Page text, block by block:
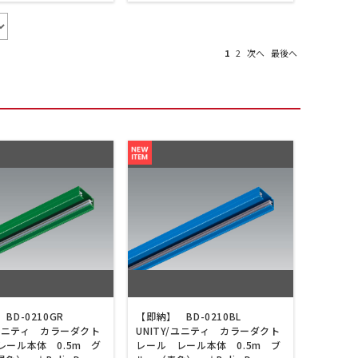
1 2 次へ 最後へ
BD-0210GR
ティ カラーダクト
ール本体 0.5m グ
【即納】 BD-0210BL
UNITY/ユニティ カラーダクト
レール レール本体 0.5m ブ